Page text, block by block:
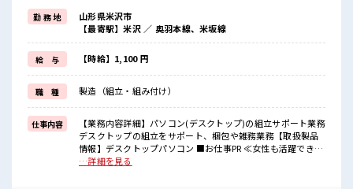
場合によってはお願いすることもあります♪
≪週休2日制≫
週末は家族や友人と一緒にプライベート満喫！
≪ラクラク制服アリ≫
制服があるので、
毎日の服装の悩み解消♪
≪未経験OKの仕事≫
新しいことにチャレンジするのは不安だけど、
しっかり働く環境が整っています！
イチからスキルUP・ステップUP目指していきましょう！
■職場の雰囲気
女性が多めの職場です♪
勤 務 地
山形県米沢市
【最寄駅】米沢 ／ 奥羽本線、米坂線
給 与 【時給】1,100 円
職 種 製造（組立・組み付け）
仕事内容
【業務内容詳細】パソコン(デスクトップ)の組立サポート業務
デスクトップの組立をサポート、梱包や雑務業務【取扱製品
情報】デスクトップパソコン ■お仕事PR ≪女性も活躍できる
職場≫ もちろん男性の応募も歓迎です！ ≪自分の時間も大切
…詳細を見る